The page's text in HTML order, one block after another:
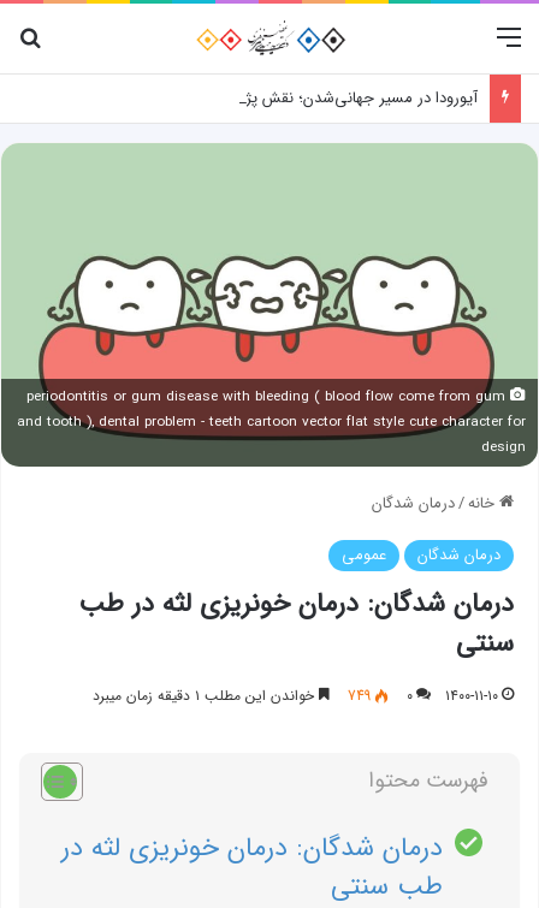
منو
آیورودا در مسیر جهانی‌شدن؛ نقش پژوهش، فناوری و شواهد علمی
periodontitis or gum disease with bleeding ( blood flow come from gum
and tooth ), dental problem - teeth cartoon vector flat style cute character for
design
خانه/درمان شدگان
درمان شدگان عمومی
درمان شدگان: درمان خونریزی لثه در طب
سنتی
۱۴۰۰-۱۱-۱۰ ۰ 749 خواندن این مطلب ۱ دقیقه زمان میبرد
فهرست محتوا
درمان شدگان: درمان خونریزی لثه در
طب سنتی